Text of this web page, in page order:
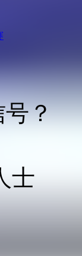
号？
士